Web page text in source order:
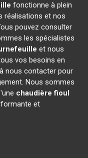
fonctionne à plein
réalisations et nos
pouvez consulter
les spécialistes
et nous
vos besoins en
nous contacter pour
Nous sommes
chaudière fioul
et